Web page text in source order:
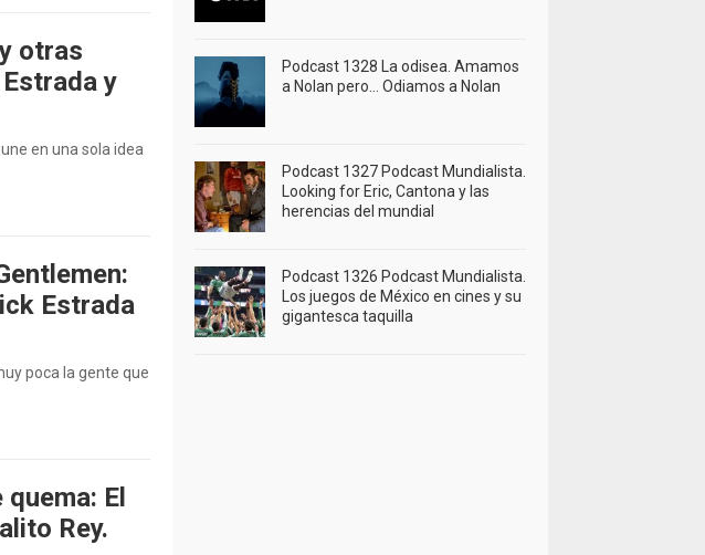
otras
y
en una sola idea
Estrada
poca la gente que
El
Rey.
Podcast 1328 La odisea. Amamos
a Nolan pero… Odiamos a Nolan
Podcast 1327 Podcast Mundialista.
Looking for Eric, Cantona y las
herencias del mundial
Podcast 1326 Podcast Mundialista.
Los juegos de México en cines y su
gigantesca taquilla